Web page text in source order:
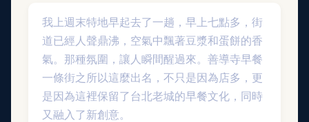
我上週末特地早起去了一趟，早上七點多，街
道已經人聲鼎沸，空氣中飄著豆漿和蛋餅的香
氣。那種氛圍，讓人瞬間醒過來。善導寺早餐
一條街之所以這麼出名，不只是因為店多，更
是因為這裡保留了台北老城的早餐文化，同時
又融入了新創意。